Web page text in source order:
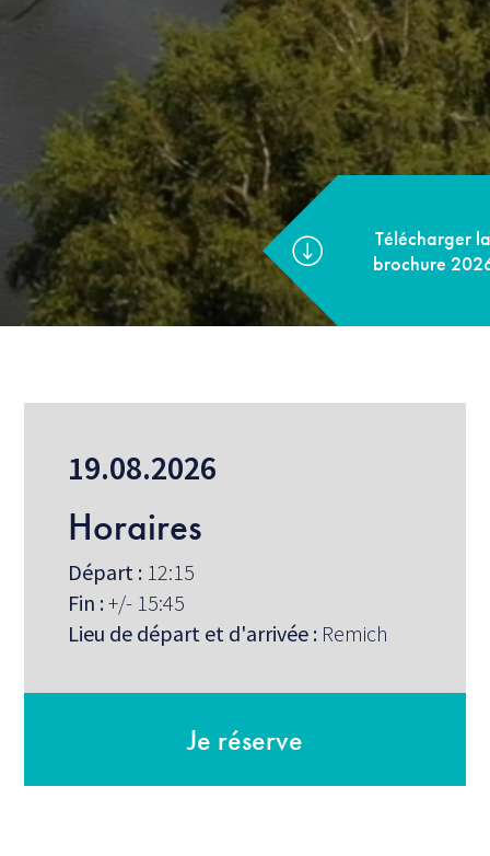
19.08.2026
Horaires
Départ : 12:15
Fin :+/- 15:45
Lieu de départ et d'arrivée : Remich
Je réserve